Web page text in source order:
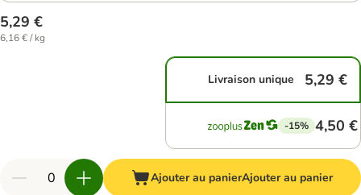
5,29 €
6,16 € / kg
Livraison unique 5,29 €
-15% 4,50 €
Ajouter au panierAjouter au panier